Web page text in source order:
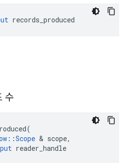
records_produced
수
(
::Scope & scope,
reader_handle